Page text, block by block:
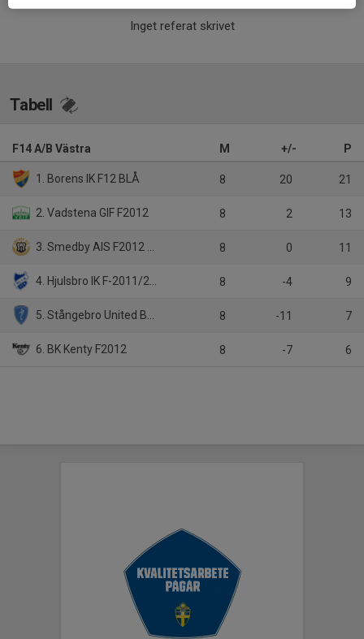
Inget referat skrivet
Tabell
F14 A/B Västra M +/- P
1. Borens IK F12 BLÅ 8 20 21
2. Vadstena GIF F2012 8 2 13
3. Smedby AIS F2012 Gul 8 0 11
4. Hjulsbro IK F-2011/2012 8 -4 9
5. Stångebro United BK F2012 8 -11 7
6. BK Kenty F2012 8 -7 6